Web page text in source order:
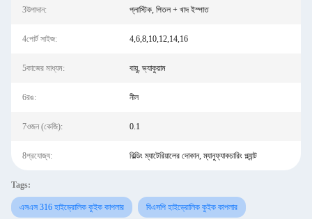
3উপাদান: প্লাস্টিক, পিতল + খাদ ইস্পাত
4পোর্ট সাইজ: 4,6,8,10,12,14,16
5কাজের মাধ্যম: বায়ু, ভ্যাকুয়াম
6রঙ: নীল
7ওজন (কেজি): 0.1
8প্রযোজ্য: বিল্ডিং ম্যাটেরিয়ালের দোকান, ম্যানুফ্যাকচারিং প্ল্যান্ট
Tags:
এসএস 316 হাইড্রোলিক কুইক কাপলার বিএসপি হাইড্রোলিক কুইক কাপলার